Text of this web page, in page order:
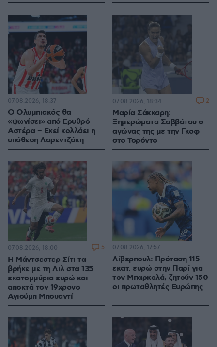
Ο Ολυμπιακός θα
«ψωνίσει» από Ερυθρό
Αστέρα – Εκεί κολλάει η
υπόθεση Λαρεντζάκη
07.08.2026, 18:37
Μαρία Σάκκαρη:
Ξημερώματα Σαββάτου ο
αγώνας της με την Γκοφ
στο Τορόντο
07.08.2026, 18:34 2
Η Μάντσεστερ Σίτι τα
βρήκε με τη Λιλ στα 135
εκατομμύρια ευρώ και
αποκτά τον 19χρονο
Αγιούμπ Μπουαντί
07.08.2026, 18:00 5
Λίβερπουλ: Πρόταση 115
εκατ. ευρώ στην Παρί για
τον Μπαρκολά, ζητούν 150
οι πρωταθλητές Ευρώπης
07.08.2026, 17:57